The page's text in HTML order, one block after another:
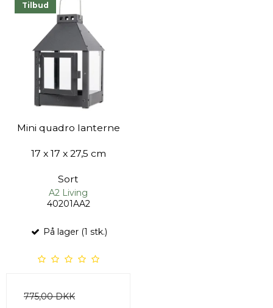
Tilbud
Mini quadro lanterne
17 x 17 x 27,5 cm
Sort
A2 Living
40201AA2
På lager (1 stk.)
775,00 DKK